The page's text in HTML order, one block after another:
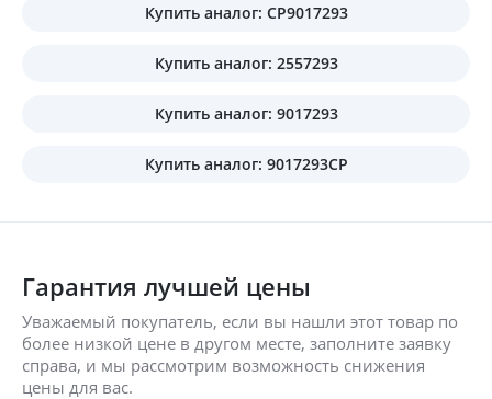
Купить аналог: CP9017293
Купить аналог: 2557293
Купить аналог: 9017293
Купить аналог: 9017293CP
Гарантия лучшей цены
Уважаемый покупатель, если вы нашли этот товар по
более низкой цене в другом месте, заполните заявку
справа, и мы рассмотрим возможность снижения
цены для вас.